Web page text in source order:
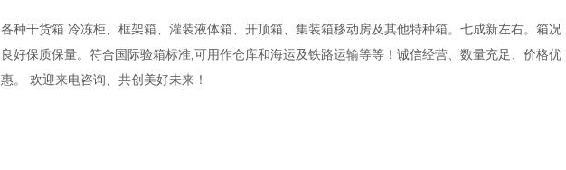
各种干货箱 冷冻柜、框架箱、灌装液体箱、开顶箱、集装箱移动房及其他特种箱。七成新左右。箱况
良好保质保量。符合国际验箱标准,可用作仓库和海运及铁路运输等等！诚信经营、数量充足、价格优
惠。 欢迎来电咨询、共创美好未来！